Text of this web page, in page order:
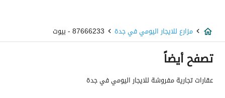
مزارع للايجار اليومي في جدة 87666233 - بيوت
تصفح أيضاً
عقارات تجارية مفروشة للايجار اليومي في جدة